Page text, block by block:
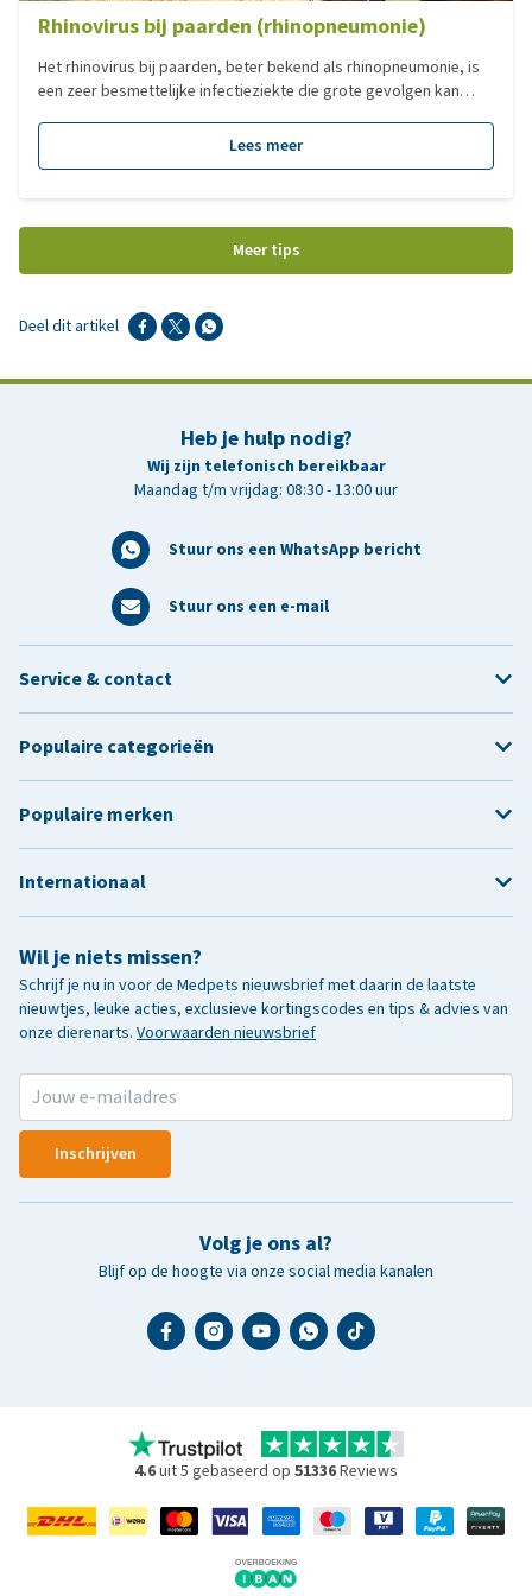
Rhinovirus bij paarden (rhinopneumonie)
Het rhinovirus bij paarden, beter bekend als rhinopneumonie, is
een zeer besmettelijke infectieziekte die grote gevolgen kan
stalmanagement. De ziekte wordt veroorzaakt door het Equine
Herpesvirus (EHV) en komt wereldwijd veel voor. In deze blog lees
mogelijk kunt voorkomen.
Lees meer
Meer tips
Deel dit artikel
Heb je hulp nodig?
Wij zijn telefonisch bereikbaar
Maandag t/m vrijdag: 08:30 - 13:00 uur
Stuur ons een WhatsApp bericht
Stuur ons een e-mail
Wil je niets missen?
Schrijf je nu in voor de Medpets nieuwsbrief met daarin de laatste
nieuwtjes, leuke acties, exclusieve kortingscodes en tips & advies van
onze dierenarts. Voorwaarden nieuwsbrief
Inschrijven
Volg je ons al?
Blijf op de hoogte via onze social media kanalen
Service & contact
Populaire categorieën
Populaire merken
Internationaal
4.6uit 5 gebaseerd op 51336Reviews